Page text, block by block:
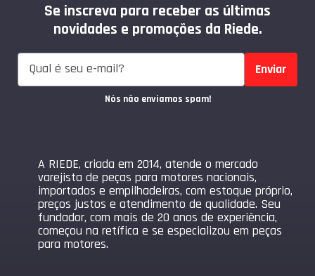
Se inscreva para receber as últimas
novidades e promoções da Riede.
Enviar
Nós não enviamos spam!
A RIEDE, criada em 2014, atende o mercado
varejista de peças para motores nacionais,
importados e empilhadeiras, com estoque próprio,
preços justos e atendimento de qualidade. Seu
fundador, com mais de 20 anos de experiência,
começou na retífica e se especializou em peças
para motores.